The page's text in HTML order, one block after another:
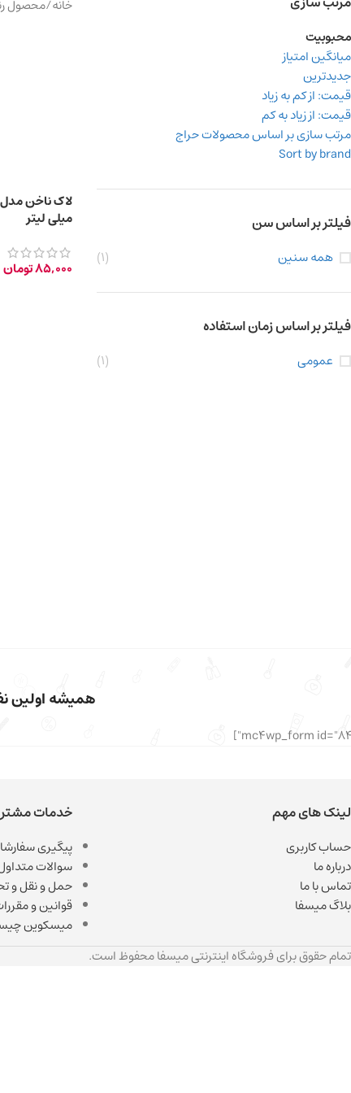
محبوبیت
میانگین امتیاز
جدیدترین
قیمت: از کم به زیاد
قیمت: از زیاد به کم
مرتب سازی بر اساس محصولات حراج
Sort by brand
فیلتر بر اساس سن
همه سنین (1)
فیلتر بر اساس زمان استفاده
عمومی (1)
خانه/محصول
میلی لیتر
85,000تومان
همیشه اولین
لینک های مهم
حساب کاربری
درباره ما
تماس با ما
بلاگ میسفا
خدمات
پیگیری
سوالات
حمل و نقل و
قوانین و
میسکوین
تمام حقوق برای فروشگاه اینترنتی میسفا محفوظ است.